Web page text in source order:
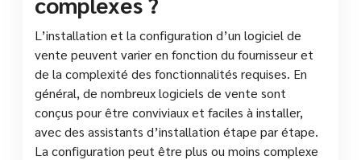
L’installation et la configuration d’un logiciel de
vente peuvent varier en fonction du fournisseur et
de la complexité des fonctionnalités requises. En
général, de nombreux logiciels de vente sont
conçus pour être conviviaux et faciles à installer,
avec des assistants d’installation étape par étape.
La configuration peut être plus ou moins complexe